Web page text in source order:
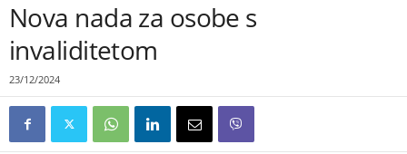
Nova nada za osobe s
invaliditetom
23/12/2024